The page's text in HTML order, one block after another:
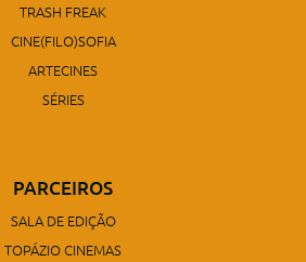
TRASH FREAK
CINE(FILO)SOFIA
ARTECINES
SÉRIES
PARCEIROS
SALA DE EDIÇÃO
TOPÁZIO CINEMAS